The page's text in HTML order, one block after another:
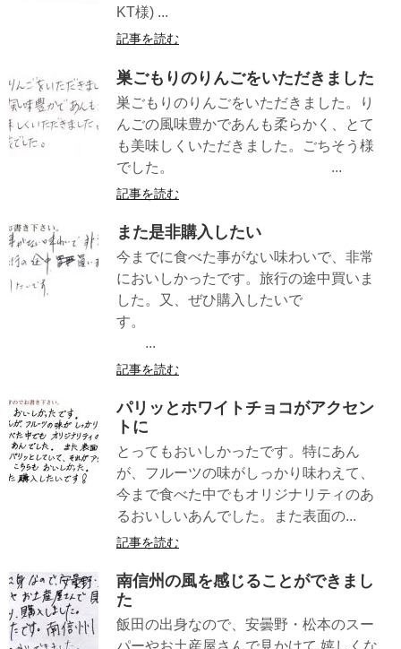
KT様) ...
記事を読む
巣ごもりのりんごをいただきました
巣ごもりのりんごをいただきました。り
んごの風味豊かであんも柔らかく、とて
も美味しくいただきました。ごちそう様
でした。 ...
記事を読む
また是非購入したい
今までに食べた事がない味わいで、非常
においしかったです。旅行の途中買いま
した。又、ぜひ購入したいで
す。
...
記事を読む
パリッとホワイトチョコがアクセン
トに
とってもおいしかったです。特にあん
が、フルーツの味がしっかり味わえて、
今まで食べた中でもオリジナリティのあ
るおいしいあんでした。また表面の...
記事を読む
南信州の風を感じることができまし
た
飯田の出身なので、安曇野・松本のスー